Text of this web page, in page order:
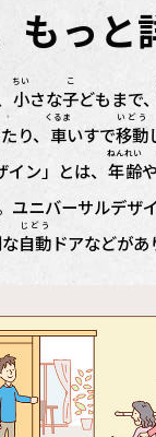
っと
小
ちい
さな子
こ
どもまで、
り、 車
くるま
いすで移動
いどう
ン」とは、 年齢
ねんれい
や
ユニバーサルデザ
な自動
じどう
ドアなどがあ